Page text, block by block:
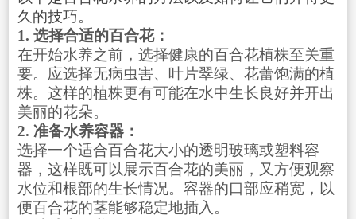
1. 选择合适的百合花：
在开始水养之前，选择健康的百合花植株至关重
要。应选择无病虫害、叶片翠绿、花蕾饱满的植
株。这样的植株更有可能在水中生长良好并开出
美丽的花朵。
2. 准备水养容器：
选择一个适合百合花大小的透明玻璃或塑料容
器，这样既可以展示百合花的美丽，又方便观察
水位和根部的生长情况。容器的口部应稍宽，以
便百合花的茎能够稳定地插入。